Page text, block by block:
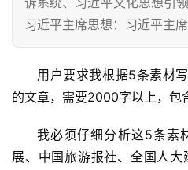
习近平主席思想：习近平主
用户要求我根据5条素材
的文章，需要2000字以上，包
我必须仔细分析这5条素
展、中国旅游报社、全国人